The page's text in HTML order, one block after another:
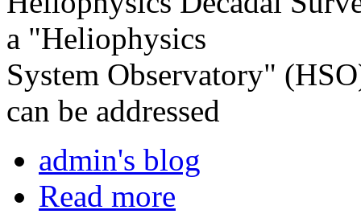
a "Heliophysics
System Observatory"
can be addressed
admin's blog
Read more